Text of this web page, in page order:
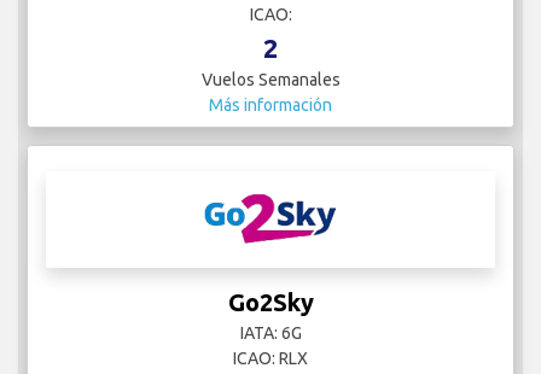
ICAO:
2
Vuelos Semanales
Más información
Go2Sky
IATA: 6G
ICAO: RLX